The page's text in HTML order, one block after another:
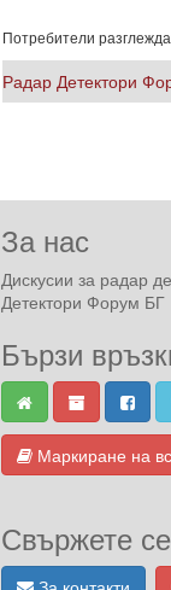
Потребители
Радар Детектори
За нас
Дискусии за радар
Детектори Форум БГ
Бързи
Маркиране на
Свържете